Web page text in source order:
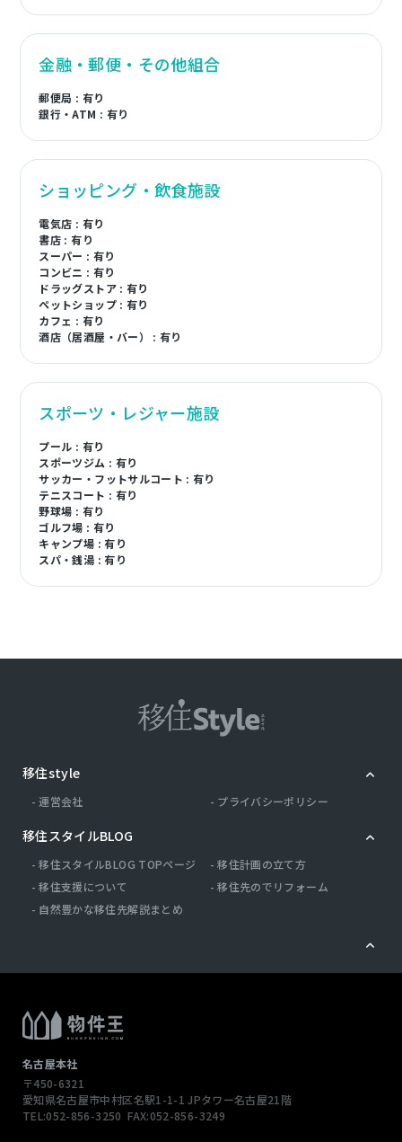
金融・郵便・その他組合
郵便局 : 有り
銀行・ATM : 有り
ショッピング・飲食施設
電気店 : 有り
書店 : 有り
スーパー : 有り
コンビニ : 有り
ドラッグストア : 有り
ペットショップ : 有り
カフェ : 有り
酒店（居酒屋・バー） : 有り
スポーツ・レジャー施設
プール : 有り
スポーツジム : 有り
サッカー・フットサルコート : 有り
テニスコート : 有り
野球場 : 有り
ゴルフ場 : 有り
キャンプ場 : 有り
スパ・銭湯 : 有り
移住style
運営会社 プライバシーポリシー
移住スタイルBLOG
移住スタイルBLOG TOPページ
移住計画の立て方
移住支援について
移住先のでリフォーム
自然豊かな移住先解説まとめ
名古屋本社
〒450-6321
愛知県名古屋市中村区名駅1-1-1JPタワー名古屋21階
TEL:052-856-3250FAX:052-856-3249